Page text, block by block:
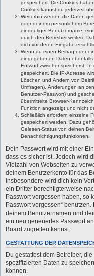
gespeichert. Die Cookies
Cookies kannst du jederzeit
Weiterhin werden die Daten
oder deinem persönlichem
eindeutiger Benutzername,
durch den Betreiber weitere
dich vor deren Eingabe
Wenn du einen Beitrag oder
eingegebenen Daten
Entwurf zwischenspeicherst.
gespeichert. Die IP-Adresse
Löschen und Ändern von
Umfragen), Änderungen an
Benutzer-Passwort) und
übermittelte Browser-
Funktion angezeigt und nicht
Schließlich erfordern einzelne
gespeichert werden. Dazu
Gelesen-Status von deinen
Benachrichtigungsfunktionen.
Dein Passwort wird mit einer
dass es sicher ist. Jedoch wird
Vielzahl von Webseiten zu
deinem Benutzerkonto für das
Insbesondere wird dich kein
ein Dritter berechtigterweise
Passwort vergessen haben, so
Passwort vergessen“
deinem Benutzernamen und
ein neu generiertes Passwort
Board zugreifen kannst.
GESTATTUNG DER
Du gestattest dem Betreiber,
spezifizierten Daten zu
können.